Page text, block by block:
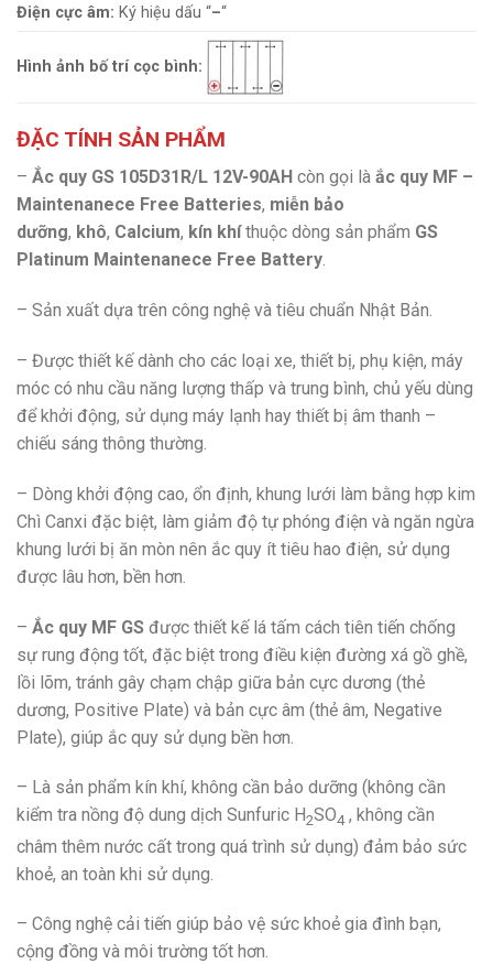
Điện cực âm: Ký hiệu dấu “–“
Hình ảnh bố trí cọc bình:
ĐẶC TÍNH SẢN PHẨM
– Ắc quy GS 105D31R/L 12V-90AH còn gọi là ắc quy MF –
Maintenanece Free Batteries, miễn bảo
dưỡng, khô, Calcium, kín khíthuộc dòng sản phẩm GS
Platinum Maintenanece Free Battery.
– Sản xuất dựa trên công nghệ và tiêu chuẩn Nhật Bản.
– Được thiết kế dành cho các loại xe, thiết bị, phụ kiện, máy
móc có nhu cầu năng lượng thấp và trung bình, chủ yếu dùng
để khởi động, sử dụng máy lạnh hay thiết bị âm thanh –
chiếu sáng thông thường.
– Dòng khởi động cao, ổn định, khung lưới làm bằng hợp kim
Chì Canxi đặc biệt, làm giảm độ tự phóng điện và ngăn ngừa
khung lưới bị ăn mòn nên ắc quy ít tiêu hao điện, sử dụng
được lâu hơn, bền hơn.
– Ắc quy MF GS được thiết kế lá tấm cách tiên tiến chống
sự rung động tốt, đặc biệt trong điều kiện đường xá gồ ghề,
lồi lõm, tránh gây chạm chập giữa bản cực dương (thẻ
dương, Positive Plate) và bản cực âm (thẻ âm, Negative
Plate), giúp ắc quy sử dụng bền hơn.
– Là sản phẩm kín khí, không cần bảo dưỡng (không cần
kiểm tra nồng độ dung dịch Sunfuric H2SO4 , không cần
châm thêm nước cất trong quá trình sử dụng) đảm bảo sức
khoẻ, an toàn khi sử dụng.
– Công nghệ cải tiến giúp bảo vệ sức khoẻ gia đình bạn,
cộng đồng và môi trường tốt hơn.